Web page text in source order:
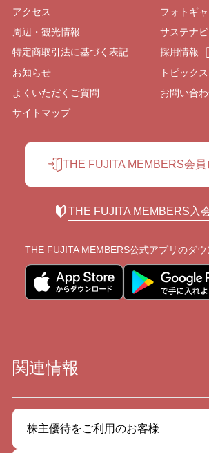
アクセス
フォトギ
周辺・観光情報
サステナ
特定商取引法に基づく表記
採用情報
お知らせ
トピックス
よくいただくご質問
お問い合
サイトマップ
THE FUJITA MEMBERS会員
THE FUJITA MEMBERS入
THE FUJITA MEMBERS公式アプリのダ
関連情報
株主優待をご利用のお客様